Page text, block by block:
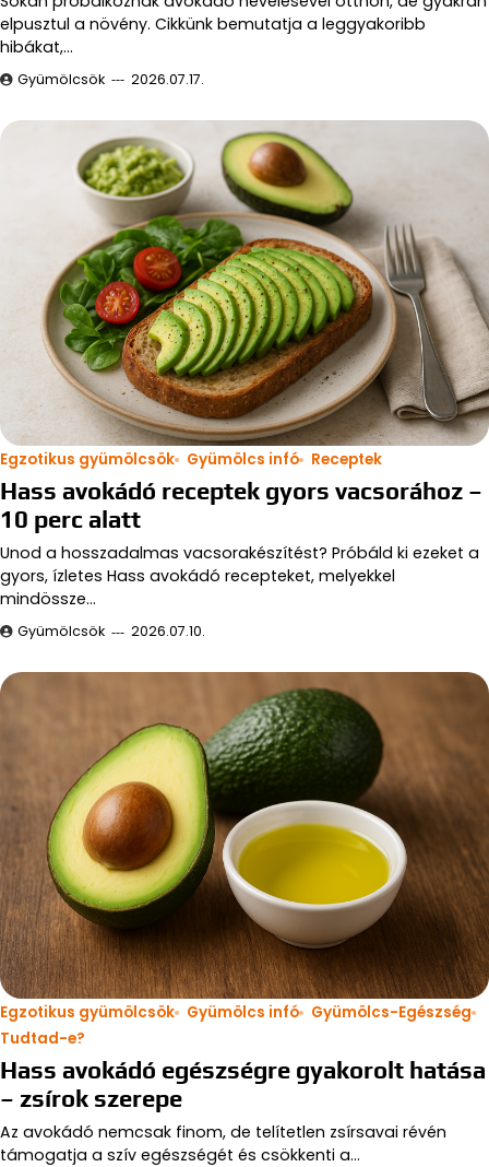
elpusztul a növény. Cikkünk bemutatja a leggyakoribb
hibákat,…
Gyümölcsök 2026.07.17.
Egzotikus gyümölcsök Gyümölcs infó Receptek
Hass avokádó receptek gyors vacsorához –
10 perc alatt
Unod a hosszadalmas vacsorakészítést? Próbáld ki ezeket a
gyors, ízletes Hass avokádó recepteket, melyekkel
mindössze…
Gyümölcsök 2026.07.10.
Egzotikus gyümölcsök Gyümölcs infó
Gyümölcs-Egészség
Tudtad-e?
Hass avokádó egészségre gyakorolt hatása
– zsírok szerepe
Az avokádó nemcsak finom, de telítetlen zsírsavai révén
támogatja a szív egészségét és csökkenti a…